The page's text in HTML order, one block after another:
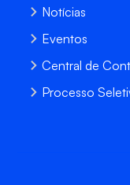
Notícias
Eventos
Central de
Processo